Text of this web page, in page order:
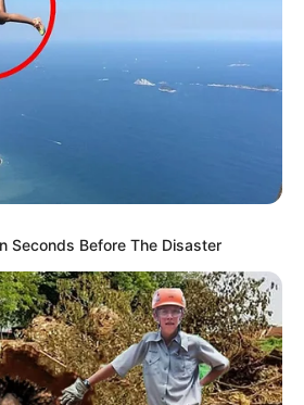
Seconds Before The Disaster